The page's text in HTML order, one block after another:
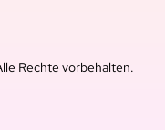
Rechte vorbehalten.